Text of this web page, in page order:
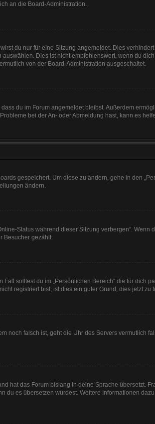
an die Board-Administration.
du nur für eine Sitzung angemeldet. Dies
Dies ist nicht empfehlenswert, wenn du
von der Board-Administration ausgeschaltet.
du im Forum angemeldet bleibst. Außerdem
bei der An- oder Abmeldung hast, kann es
gespeichert. Um diese zu ändern, gehe in den
ändern.
Status während dieser Sitzung verbergen“.
Besucher gezählt.
solltest du im „Persönlichen Bereich“ die für dich
registriert bist, ist dies ein guter Grund, dies jetzt zu
noch falsch ist, geht die Uhr des Servers vermutlich
hat das Forum bislang in deine Sprache übersetzt.
es übersetzen würdest. Weitere Informationen